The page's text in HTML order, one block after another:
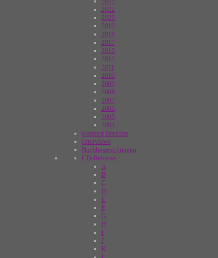
2022
2020
2019
2018
2017
2015
2012
2011
2010
2009
2008
2007
2006
2005
2004
Konzert Berichte
Interviews
Buchbesprechungen
CD-Reviews
A
B
C
D
E
F
G
H
I
J
K